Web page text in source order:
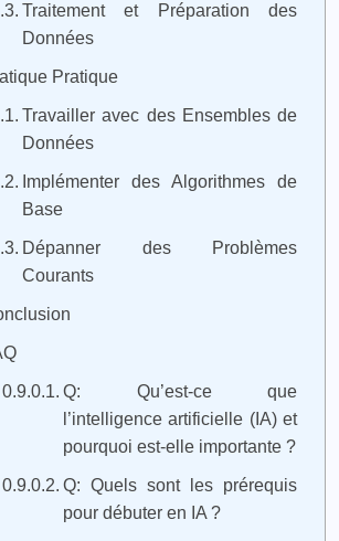
Traitement et Préparation des
Données
Pratique
Travailler avec des Ensembles de
Données
Implémenter des Algorithmes de
Base
Dépanner des Problèmes
Courants
Q: Qu’est-ce que
l’intelligence artificielle (IA) et
pourquoi est-elle importante ?
Q: Quels sont les prérequis
pour débuter en IA ?